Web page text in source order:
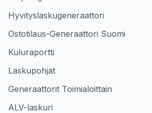
Hyvityslaskugeneraattori
Ostotilaus-Generaattori Suomi
Kuluraportti
Laskupohjat
Generaattorit Toimialoittain
ALV-laskuri